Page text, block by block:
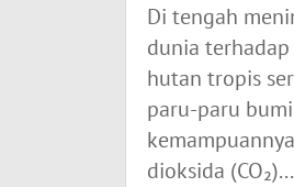
Di tengah
dunia
hutan tropis
paru-paru
dioksida